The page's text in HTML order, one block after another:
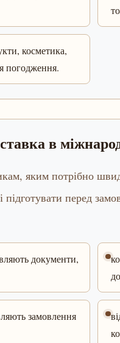
косметика,
погодження.
в
яким потрібно
підготувати перед
документи,
замовлення